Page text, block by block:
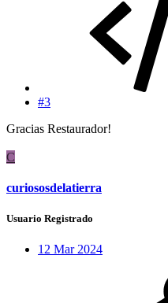
#3
Gracias Restaurador!
C
curiososdelatierra
Usuario Registrado
12 Mar 2024